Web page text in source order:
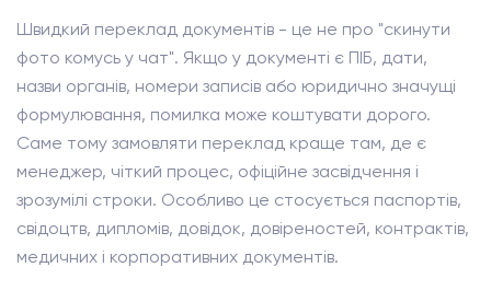
Швидкий переклад документів - це не про "скинути
фото комусь у чат". Якщо у документі є ПІБ, дати,
назви органів, номери записів або юридично значущі
формулювання, помилка може коштувати дорого.
Саме тому замовляти переклад краще там, де є
менеджер, чіткий процес, офіційне засвідчення і
зрозумілі строки. Особливо це стосується паспортів,
свідоцтв, дипломів, довідок, довіреностей, контрактів,
медичних і корпоративних документів.